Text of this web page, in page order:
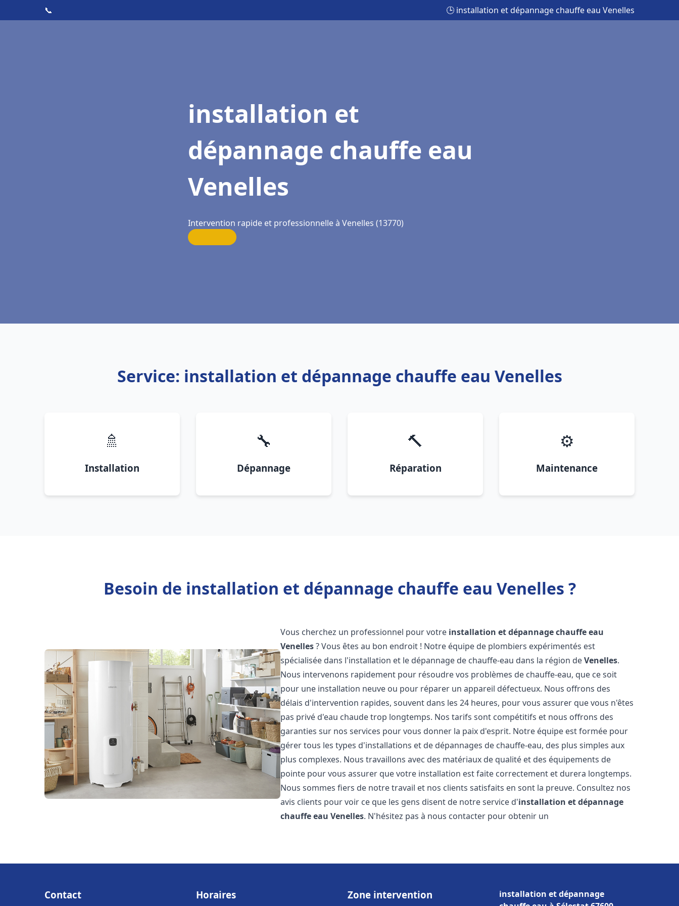
📞 🕒 installation et dépannage chauffe eau Venelles
installation et
dépannage chauffe eau
Venelles
Intervention rapide et professionnelle à Venelles (13770)
Service: installation et dépannage chauffe eau Venelles
🚿
Installation
🔧
Dépannage
🔨
Réparation
⚙️
Maintenance
Besoin de installation et dépannage chauffe eau Venelles ?
Vous cherchez un professionnel pour votre installation et dépannage chauffe eau
Venelles? Vous êtes au bon endroit ! Notre équipe de plombiers expérimentés est
spécialisée dans l'installation et le dépannage de chauffe-eau dans la région deVenelles.
Nous intervenons rapidement pour résoudre vos problèmes de chauffe-eau, que ce soit
pour une installation neuve ou pour réparer un appareil défectueux. Nous offrons des
délais d'intervention rapides, souvent dans les 24 heures, pour vous assurer que vous n'êtes
pas privé d'eau chaude trop longtemps. Nos tarifs sont compétitifs et nous offrons des
garanties sur nos services pour vous donner la paix d'esprit. Notre équipe est formée pour
gérer tous les types d'installations et de dépannages de chauffe-eau, des plus simples aux
plus complexes. Nous travaillons avec des matériaux de qualité et des équipements de
pointe pour vous assurer que votre installation est faite correctement et durera longtemps.
Nous sommes fiers de notre travail et nos clients satisfaits en sont la preuve. Consultez nos
avis clients pour voir ce que les gens disent de notre service d'installation et dépannage
chauffe eau Venelles. N'hésitez pas à nous contacter pour obtenir un
Contact Horaires Zone intervention
installation et dépannage